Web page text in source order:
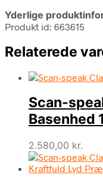
Yderlige
Produkt id: 663615
Relaterede
Scan-
Basenhed
2.580,00 kr.